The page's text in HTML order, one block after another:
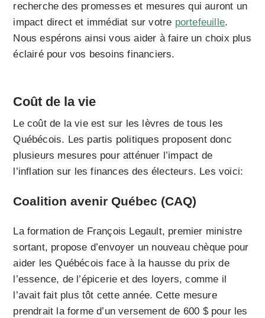
recherche des promesses et mesures qui auront un
impact direct et immédiat sur votre portefeuille.
Nous espérons ainsi vous aider à faire un choix plus
éclairé pour vos besoins financiers.
Coût de la vie
Le coût de la vie est sur les lèvres de tous les
Québécois. Les partis politiques proposent donc
plusieurs mesures pour atténuer l’impact de
l’inflation sur les finances des électeurs. Les voici:
Coalition avenir Québec (CAQ)
La formation de François Legault, premier ministre
sortant, propose d’envoyer un nouveau chèque pour
aider les Québécois face à la hausse du prix de
l’essence, de l’épicerie et des loyers, comme il
l’avait fait plus tôt cette année. Cette mesure
prendrait la forme d’un versement de 600 $ pour les